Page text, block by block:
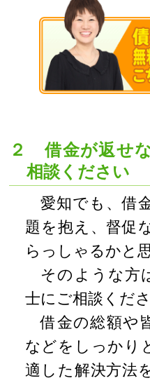
２ 借金が返せ
相談ください
愛知でも、借
題を抱え、督促
らっしゃるかと
そのような方
士にご相談くださ
借金の総額や
などをしっかり
適した解決方法